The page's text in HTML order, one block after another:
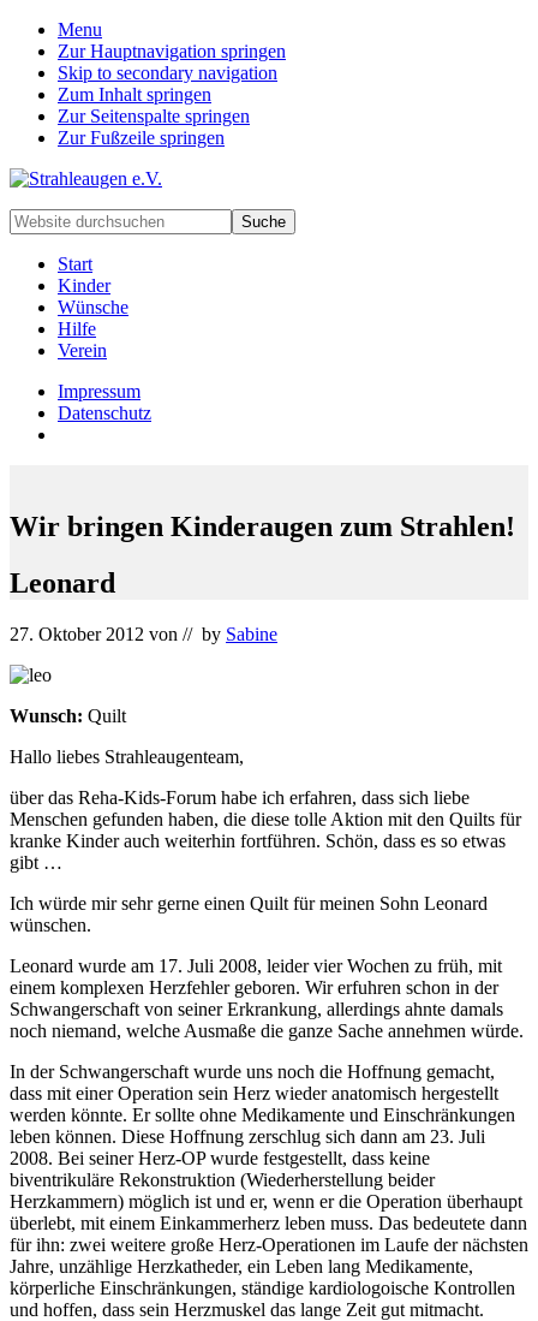
Menu
Zur Hauptnavigation springen
Skip to secondary navigation
Zum Inhalt springen
Zur Seitenspalte springen
Zur Fußzeile springen
Handarbeiten
für
besondere
Kinder
deren
Familien
Website
durchsuchen
Start
Kinder
Wünsche
Hilfe
Verein
Impressum
Datenschutz
Wir bringen Kinderaugen zum Strahlen!
Leonard
27. Oktober 2012 von // by Sabine
Wunsch: Quilt
Hallo liebes Strahleaugenteam,
über das Reha-Kids-Forum habe ich erfahren, dass sich liebe
Menschen gefunden haben, die diese tolle Aktion mit den Quilts für
kranke Kinder auch weiterhin fortführen. Schön, dass es so etwas
gibt …
Ich würde mir sehr gerne einen Quilt für meinen Sohn Leonard
wünschen.
Leonard wurde am 17. Juli 2008, leider vier Wochen zu früh, mit
einem komplexen Herzfehler geboren. Wir erfuhren schon in der
Schwangerschaft von seiner Erkrankung, allerdings ahnte damals
noch niemand, welche Ausmaße die ganze Sache annehmen würde.
In der Schwangerschaft wurde uns noch die Hoffnung gemacht,
dass mit einer Operation sein Herz wieder anatomisch hergestellt
werden könnte. Er sollte ohne Medikamente und Einschränkungen
leben können. Diese Hoffnung zerschlug sich dann am 23. Juli
2008. Bei seiner Herz-OP wurde festgestellt, dass keine
biventrikuläre Rekonstruktion (Wiederherstellung beider
Herzkammern) möglich ist und er, wenn er die Operation überhaupt
überlebt, mit einem Einkammerherz leben muss. Das bedeutete dann
für ihn: zwei weitere große Herz-Operationen im Laufe der nächsten
Jahre, unzählige Herzkatheder, ein Leben lang Medikamente,
körperliche Einschränkungen, ständige kardiologoische Kontrollen
und hoffen, dass sein Herzmuskel das lange Zeit gut mitmacht.